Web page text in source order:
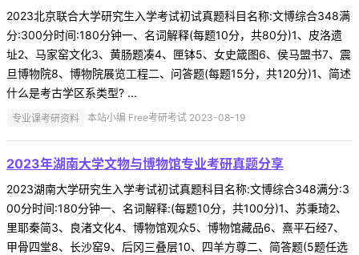
2023北京联合大学研究生入学考试初试真题科目名称:文博综合348满
分:300分时间:180分钟一、名词解释(每题10分，共80分)1、皮洛遗
址2、马家窑文化3、黄肠题凑4、匣钵5、女史箴图6、侯马盟书7、震
旦博物院8、博物院展览工程二、问答题(每题15分，共120分)1、简述
什么是考古学区系类型? ...
专业课考研资料 本站小编 Free考研考试 2023-08-19
2023年湖南大学文物与博物馆专业考研真题分享
2023湖南大学研究生入学考试初试真题科目名称:文博综合348满分:3
00分时间:180分钟一、名词解释:(每题10分，共100分)1、苏秉琦2、
里耶秦简3、良渚文化4、博物馆观众5、博物馆藏品6、熹平石经7、
甲骨四堂8、长沙窑9、后冈三叠层10、四羊方尊二、简答题(5题任选